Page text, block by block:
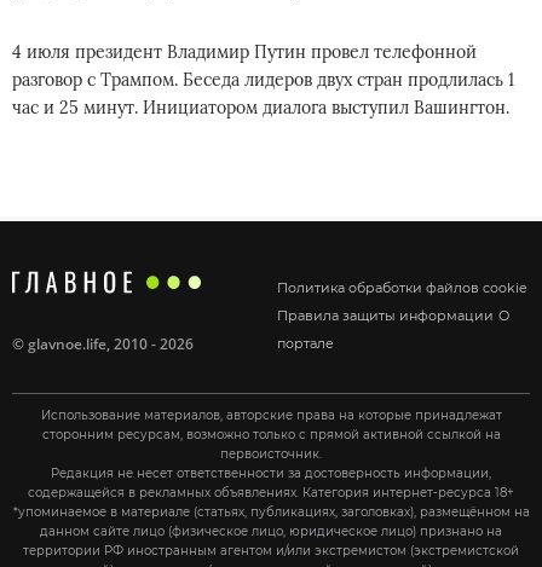
4 июля президент Владимир Путин провел телефонной
разговор с Трампом. Беседа лидеров двух стран продлилась 1
час и 25 минут. Инициатором диалога выступил Вашингтон.
Политика обработки файлов cookie
Правила защиты информации О
портале
©glavnoe.life, 2010 - 2026
Использование материалов, авторские права на которые принадлежат
сторонним ресурсам, возможно только с прямой активной ссылкой на
первоисточник.
Редакция не несет ответственности за достоверность информации,
содержащейся в рекламных объявлениях. Категория интернет-ресурса 18+
*упоминаемое в материале (статьях, публикациях, заголовках), размещённом на
данном сайте лицо (физическое лицо, юридическое лицо) признано на
территории РФ иностранным агентом и/или экстремистом (экстремистской